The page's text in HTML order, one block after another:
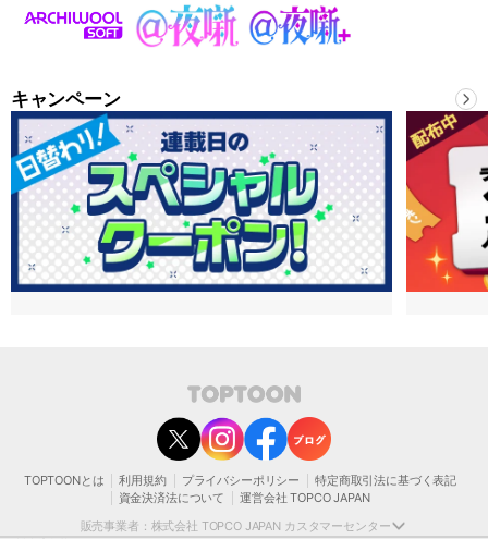
キャンペーン
TOPTOONとは 利用規約 プライバシーポリシー
特定商取引法に基づく表記
資金決済法について
運営会社 TOPCO JAPAN
販売事業者：株式会社 TOPCO JAPAN カスタマーセンター
contact@toptoon.jp
カスタマーセンター受付時間 10：30～13：00、14：00～18：30（土・日・祝日は
除く）
営業時間外にいただいたお問い合わせは、翌営業日以降にご対応いたしますことをご
了承ください。
モバイルやパソコンの迷惑メール対策等により、弊社からお送りするメールが正しく
届かない場合がございます。
受信できるよう設定をお願い申し上げます。